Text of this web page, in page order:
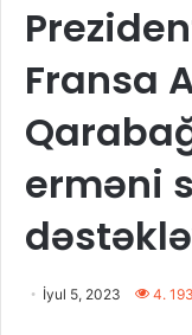
Fransa
erməni
İyul 5, 2023 4. 193